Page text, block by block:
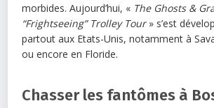
morbides. Aujourd’hui, « The Ghosts &
“Frightseeing” Trolley Tour» s’est
partout aux Etats-Unis, notamment à
ou encore en Floride.
Chasser les fantômes à